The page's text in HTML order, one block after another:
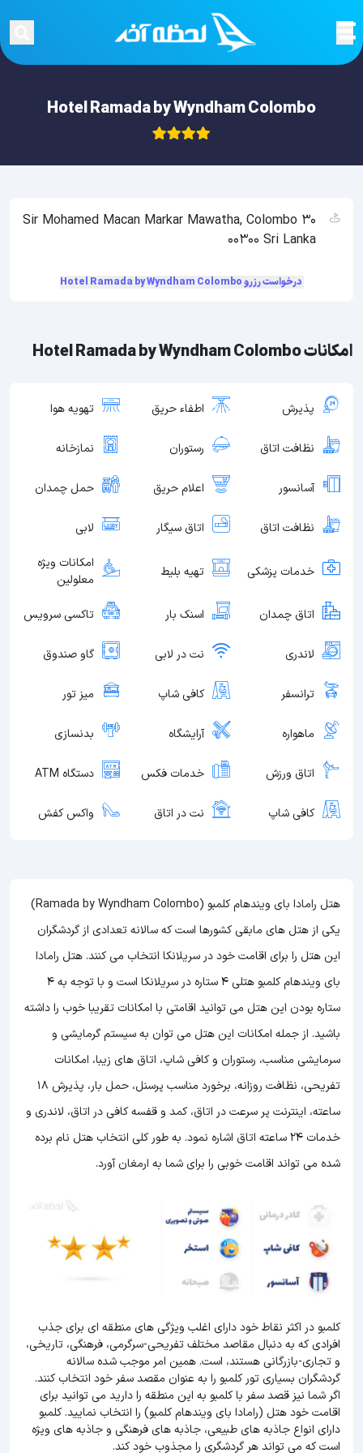
Hotel Ramada by Wyndham Colombo
امکانات Hotel Ramada by Wyndham Colombo
پذیرش اطفاء حریق تهویه هوا
نظافت اتاق رستوران نمازخانه
آسانسور اعلام حریق حمل چمدان
نظافت اتاق اتاق سیگار لابی
خدمات پزشکی تهیه بلیط
امکانات ویژه
معلولین
اتاق چمدان اسنک بار تاکسی سرویس
لاندری نت در لابی گاو صندوق
ترانسفر کافی شاپ میز تور
ماهواره آرایشگاه بدنسازی
اتاق ورزش خدمات فکس دستگاه ATM
کافی شاپ نت در اتاق واکس کفش
هتل رامادا بای ویندهام کلمبو (Ramada by Wyndham Colombo)
یکی از هتل های مابقی کشورها است که سالانه تعدادی از گردشگران
این هتل را برای اقامت خود در سریلانکا انتخاب می کنند. هتل رامادا
بای ویندهام کلمبو هتلی 4 ستاره در سریلانکا است و با توجه به 4
ستاره بودن این هتل می توانید اقامتی با امکانات تقریبا خوب را داشته
باشید. از جمله امکانات این هتل می توان به سیستم گرمایشی و
سرمایشی مناسب، رستوران و کافی شاپ، اتاق های زیبا، امکانات
تفریحی، نظافت روزانه، برخورد مناسب پرسنل، حمل بار، پذیرش 18
ساعته، اینترنت پر سرعت در اتاق، کمد و قفسه کافی در اتاق، لاندری و
خدمات 24 ساعته اتاق اشاره نمود. به طور کلی انتخاب هتل نام برده
شده می تواند اقامت خوبی را برای شما به ارمغان آورد.
کلمبو در اکثر نقاط خود دارای اغلب ویژگی های منطقه ای برای جذب
افرادی که به دنبال مقاصد مختلف تفریحی-سرگرمی، فرهنگی، تاریخی،
و تجاری-بازرگانی هستند، است. همین امر موجب شده سالانه
گردشگران بسیاری تور کلمبو را به عنوان مقصد سفر خود انتخاب کنند.
اگر شما نیز قصد سفر با کلمبو به این منطقه را دارید می توانید برای
اقامت خود هتل (رامادا بای ویندهام کلمبو) را انتخاب نمایید. کلمبو
دارای انواع جاذبه های طبیعی، جاذبه های فرهنگی و جاذبه های ویژه
است که می تواند هر گردشگری را مجذوب خود کند.
30 Sir Mohamed Macan Markar Mawatha, Colombo
00300 Sri Lanka
درخواست رزرو Hotel Ramada by Wyndham Colombo